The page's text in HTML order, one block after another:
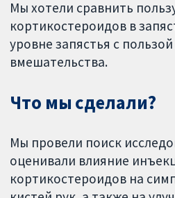
Мы хотели сравнить
кортикостероидов в
уровне запястья с
вмешательства.
Что мы сделали?
Мы провели поиск
оценивали влияние
кортикостероидов на